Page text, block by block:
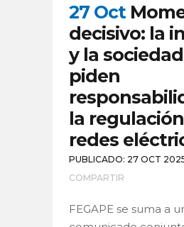
27 Oct
decisivo: la
y la
piden
la
redes
PUBLICADO: 27 OCT
COMPARTIR
FEGAPE se suma a